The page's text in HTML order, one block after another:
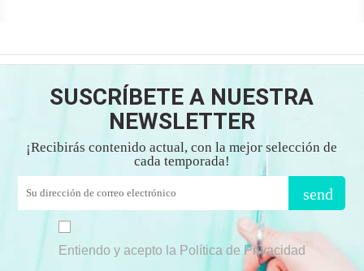
SUSCRÍBETE A NUESTRA
NEWSLETTER
¡Recibirás contenido actual, con la mejor selección de
cada temporada!
send
Entiendo y acepto la Política de Privacidad